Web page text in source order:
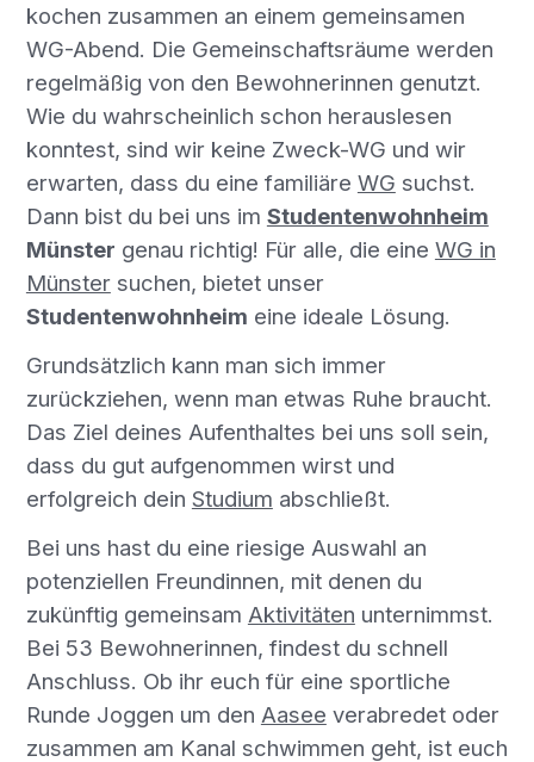
kochen zusammen an einem gemeinsamen
WG-Abend. Die Gemeinschaftsräume werden
regelmäßig von den Bewohnerinnen genutzt.
Wie du wahrscheinlich schon herauslesen
konntest, sind wir keine Zweck-WG und wir
erwarten, dass du eine familiäre WG suchst.
Dann bist du bei uns im Studentenwohnheim
Münster genau richtig! Für alle, die eine WG in
Münstersuchen, bietet unser
Studentenwohnheim eine ideale Lösung.
Grundsätzlich kann man sich immer
zurückziehen, wenn man etwas Ruhe braucht.
Das Ziel deines Aufenthaltes bei uns soll sein,
dass du gut aufgenommen wirst und
erfolgreich dein Studium abschließt.
Bei uns hast du eine riesige Auswahl an
potenziellen Freundinnen, mit denen du
zukünftig gemeinsam Aktivitäten unternimmst.
Bei 53 Bewohnerinnen, findest du schnell
Anschluss. Ob ihr euch für eine sportliche
Runde Joggen um den Aasee verabredet oder
zusammen am Kanal schwimmen geht, ist euch